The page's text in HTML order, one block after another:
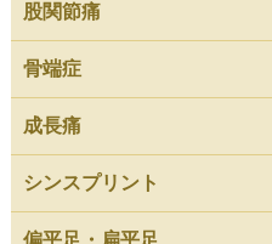
股関節痛
骨端症
成長痛
シンスプリント
偏平足・扁平足